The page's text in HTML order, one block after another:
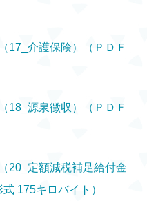
17_介護保険）（ＰＤＦ
18_源泉徴収）（ＰＤＦ
20_定額減税補足給付金
175キロバイト）